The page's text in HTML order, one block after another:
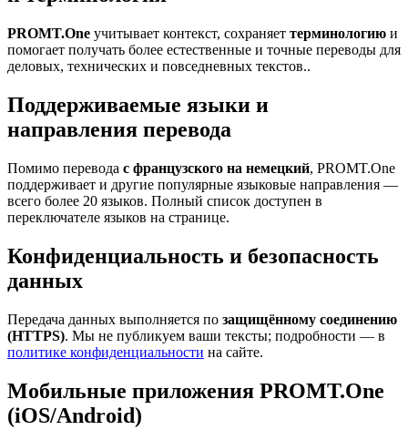
PROMT.One учитывает контекст, сохраняет терминологию и
помогает получать более естественные и точные переводы для
деловых, технических и повседневных текстов..
Поддерживаемые языки и
направления перевода
Помимо перевода с французского на немецкий, PROMT.One
поддерживает и другие популярные языковые направления —
всего более 20 языков. Полный список доступен в
переключателе языков на странице.
Конфиденциальность и безопасность
данных
Передача данных выполняется по защищённому соединению
(HTTPS). Мы не публикуем ваши тексты; подробности — в
политике конфиденциальности на сайте.
Мобильные приложения PROMT.One
(iOS/Android)